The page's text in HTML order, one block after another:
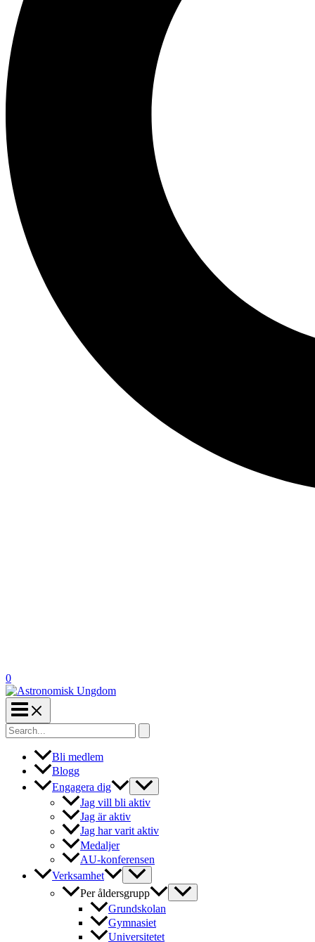
0
Search
for:
Bli medlem
Blogg
Engagera dig
Jag vill bli aktiv
Jag är aktiv
Jag har varit aktiv
Medaljer
AU-konferensen
Verksamhet
Per åldersgrupp
Grundskolan
Gymnasiet
Universitetet